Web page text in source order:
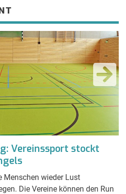
Vereinssport stockt
Menschen wieder Lust
Die Vereine können den Run